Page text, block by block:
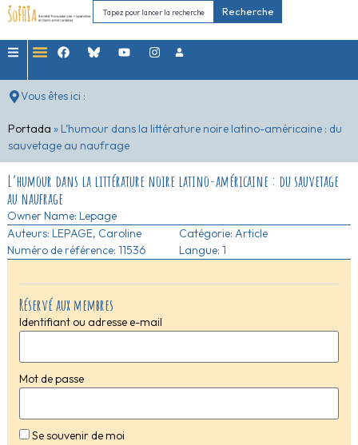
Recherche
Vous êtes ici :
Portada » L’humour dans la littérature noire latino-américaine : du
sauvetage au naufrage
Réservé aux membres
Identifiant ou adresse e-mail
Mot de passe
Se souvenir de moi
L’humour dans la littérature noire latino-américaine : du sauvetage
au naufrage
Owner Name: Lepage
Auteurs: LEPAGE, Caroline
Numéro de référence: 11536
Catégorie: Article
Langue: 1